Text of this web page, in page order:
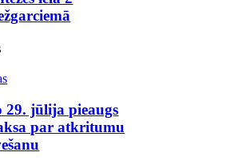
29. jūlija pieaugs
par atkritumu